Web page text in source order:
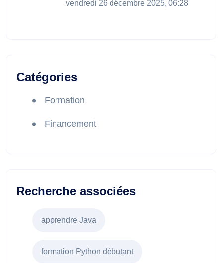
vendredi 26 décembre 2025, 06:28
Catégories
Formation
Financement
Recherche associées
apprendre Java
formation Python débutant